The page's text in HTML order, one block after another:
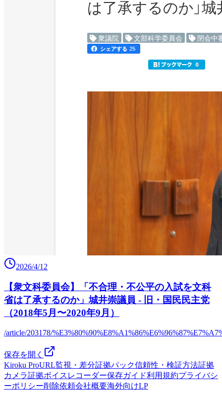
2026/4/12
【衆文科委員会】「不合理・不公平の入試を文科
省は了承するのか」城井崇議員 - 旧・国民民主党
（2018年5月〜2020年9月）
/article/203178/
保存を開く
Kiroku ProURL監視・差分証拠パック信頼性・検証方法証拠
カメラ証拠ボイスレコーダー保存ガイド利用規約プライバシ
ーポリシー削除依頼会社概要海外向けLP